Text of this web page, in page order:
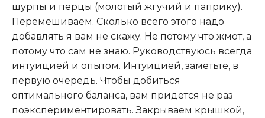
шурпы и перцы (молотый жгучий и паприку).
Перемешиваем. Сколько всего этого надо
добавлять я вам не скажу. Не потому что жмот, а
потому что сам не знаю. Руководствуюсь всегда
интуицией и опытом. Интуицией, заметьте, в
первую очередь. Чтобы добиться
оптимального баланса, вам придется не раз
поэкспериментировать. Закрываем крышкой,